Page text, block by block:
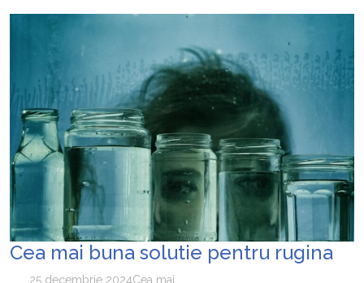
Cea mai buna solutie pentru rugina
25 decembrie 2024Cea mai